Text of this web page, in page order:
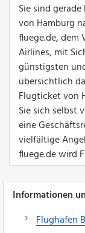
Sie sind
von Hamburg
fluege.de, dem
Airlines, mit
günstigsten
übersichtlich
Flugticket von
Sie sich selbst
eine
vielfältige
fluege.de wird
Informationen
Flughafen